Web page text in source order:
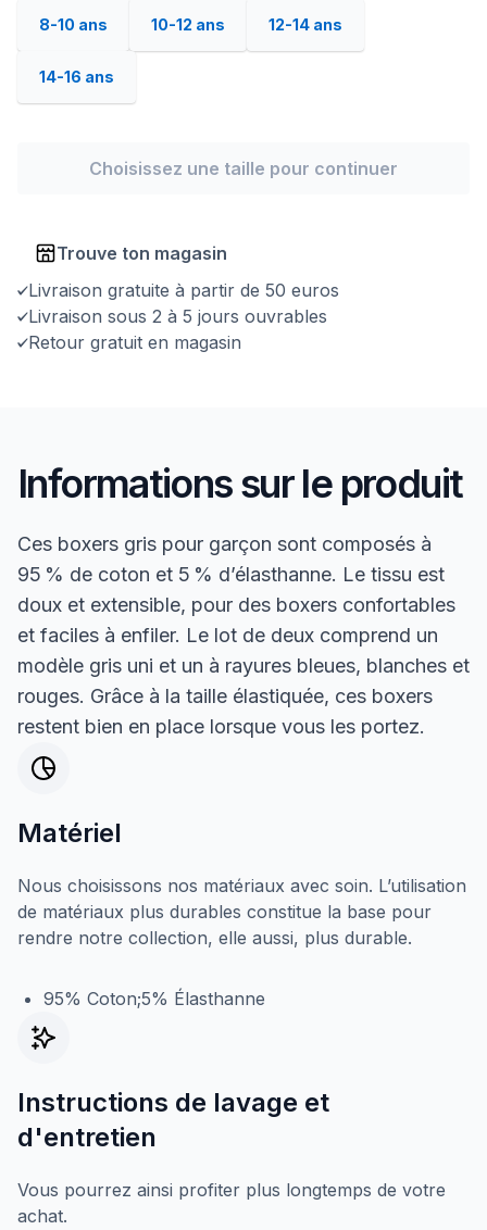
8-10 ans 10-12 ans 12-14 ans
14-16 ans
Choisissez une taille pour continuer
Trouve ton magasin
Livraison gratuite à partir de 50 euros
Livraison sous 2 à 5 jours ouvrables
Retour gratuit en magasin
Informations sur le produit
Ces boxers gris pour garçon sont composés à
95 % de coton et 5 % d’élasthanne. Le tissu est
doux et extensible, pour des boxers confortables
et faciles à enfiler. Le lot de deux comprend un
modèle gris uni et un à rayures bleues, blanches et
rouges. Grâce à la taille élastiquée, ces boxers
restent bien en place lorsque vous les portez.
Matériel
Nous choisissons nos matériaux avec soin. L’utilisation
de matériaux plus durables constitue la base pour
rendre notre collection, elle aussi, plus durable.
95% Coton;5% Élasthanne
Instructions de lavage et
d'entretien
Vous pourrez ainsi profiter plus longtemps de votre
achat.